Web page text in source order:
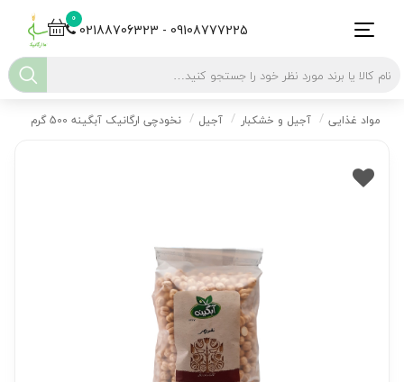
0
02188706323 - 09108777225
مواد غذایی آجیل و خشکبار آجیل نخودچی ارگانیک آبگینه 500 گرم